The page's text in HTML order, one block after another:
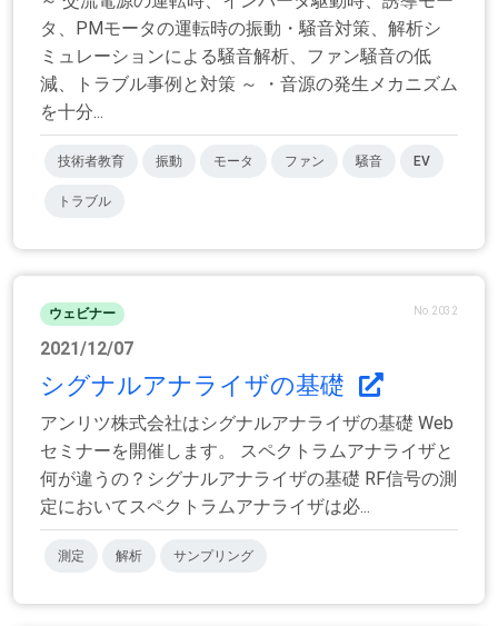
タ、PMモータの運転時の振動・騒音対策、解析シ
ミュレーションによる騒音解析、ファン騒音の低
減、トラブル事例と対策 ～ ・音源の発生メカニズム
を十分...
技術者教育 振動 モータ ファン 騒音 EV
トラブル
ウェビナー No.2032
2021/12/07
シグナルアナライザの基礎
アンリツ株式会社はシグナルアナライザの基礎 Web
セミナーを開催します。 スペクトラムアナライザと
何が違うの？シグナルアナライザの基礎 RF信号の測
定においてスペクトラムアナライザは必...
測定 解析 サンプリング